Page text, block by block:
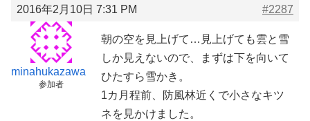
2016年2月10日 7:31 PM #2287
minahukazawa
参加者
朝の空を見上げて…見上げても雲と雪
しか見えないので、まずは下を向いて
ひたすら雪かき。
1カ月程前、防風林近くで小さなキツ
ネを見かけました。